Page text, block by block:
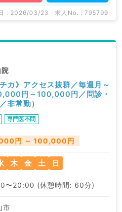
: 2026/03/23 求人No. : 795799
カ》アクセス抜群／毎週月～
円～100,000円／問診・
非常勤）
専門医不問
円 ～ 100,000円
木 金 土 日
〜20:00 (休憩時間: 60分)
市